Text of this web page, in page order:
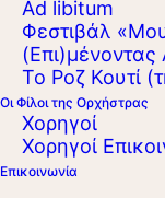
Ad libitum
Φεστιβάλ
(Επι)μένοντας
Το Ροζ Κουτί
Οι Φίλοι της Ορχήστρας
Χορηγοί
Χορηγοί
Επικοινωνία